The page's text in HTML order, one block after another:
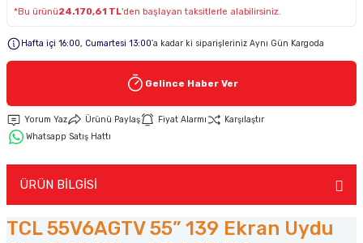
Keypad-Tuş Takımı Ürünler
Hırsız Alarm Aksesuarlar
*Bu ürünü24.170,61 TL'den başlayan taksitlerle alabilirsiniz.
Hafta içi 16:00, Cumartesi 13:00’a kadar ki siparişleriniz Aynı Gün Kargoda
Gelince Haber Ver
Yorum Yaz Ürünü Paylaş Fiyat Alarmı
Karşılaştır
Whatsapp Satış Hattı
ÜRÜN BİLGİSİ
TCL 55V6AGTV 55” 139 Ekran Uydu